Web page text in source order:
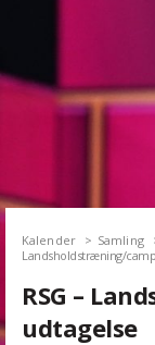
Kalender Samling
Landsholdstræning/
RSG –
udtagelse